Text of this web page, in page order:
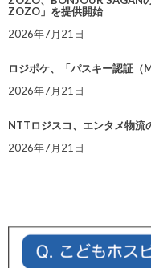
ZOZO」を提供開始
2026年7月21日
ロジポケ、「パスキー認証（
2026年7月21日
NTTロジスコ、エンタメ物
2026年7月21日